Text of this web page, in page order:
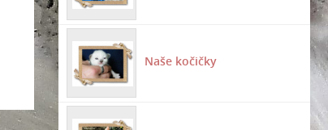
Naše kočičky